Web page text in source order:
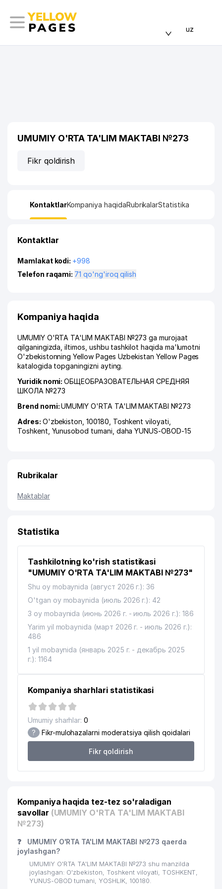
uz
UMUMIY O'RTA TA'LIM MAKTABI №273
Fikr qoldirish
KontaktlarKompaniya haqidaRubrikalarStatistika
Kontaktlar
Mamlakat kodi: +998
Telefon raqami:
71 qo'ng'iroq qilish
Kompaniya haqida
UMUMIY O'RTA TA'LIM MAKTABI №273 ga murojaat
qilganingizda, iltimos, ushbu tashkilot haqida ma'lumotni
O'zbekistonning Yellow Pages Uzbekistan Yellow Pages
katalogida topganingizni ayting.
Yuridik nomi:ОБЩЕОБРАЗОВАТЕЛЬНАЯ СРЕДНЯЯ
ШКОЛА №273
Brend nomi:UMUMIY O'RTA TA'LIM MAKTABI №273
Adres: O'zbekiston, 100180, Toshkent viloyati
Toshkent Yunusobod tumani daha YUNUS-OBOD-15
Rubrikalar
Maktablar
Statistika
Tashkilotning ko'rish statistikasi
"UMUMIY O'RTA TA'LIM MAKTABI №273"
Shu oy mobaynida (август 2026 г.): 36
O'tgan oy mobaynida (июль 2026 г.): 42
3 oy mobaynida (июнь 2026 г. - июль 2026 г.): 186
Yarim yil mobaynida (март 2026 г. - июль 2026 г.):
486
1 yil mobaynida (январь 2025 г. - декабрь 2025
г.): 1164
Kompaniya sharhlari statistikasi
Umumiy sharhlar: 0
? Fikr-mulohazalarni moderatsiya qilish qoidalari
Fikr qoldirish
Kompaniya haqida tez-tez so'raladigan
savollar (UMUMIY O'RTA TA'LIM MAKTABI
№273)
❓
UMUMIY O'RTA TA'LIM MAKTABI №273 qaerda
joylashgan?
UMUMIY O'RTA TA'LIM MAKTABI №273 shu manzilda
joylashgan: O'zbekiston, Toshkent viloyati, TOSHKENT,
YUNUS-OBOD tumani, YOSHLIK, 100180.